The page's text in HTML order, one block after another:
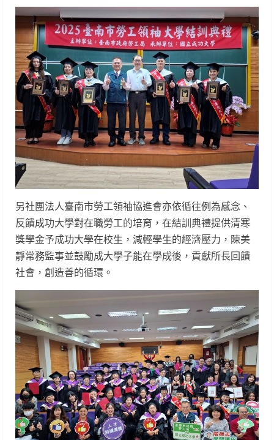
另社團法人臺南市勞工領袖協進會亦依循往例為感念、
反饋成功大學對在職勞工的培育，在結訓典禮提供清寒
獎學金予成功大學在校生，減輕學生的經濟壓力，陳美
靜常務監事並鼓勵成大學子能在學成後，貢獻所長回饋
社會，創造善的循環。